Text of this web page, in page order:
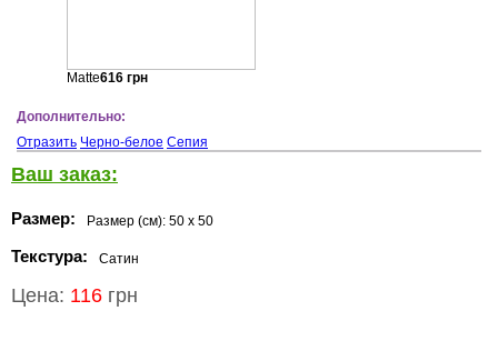
Matte616грн
Дополнительно:
Отразить Черно-белое Сепия
Ваш заказ:
Размер: Размер (см): 50 x 50
Текстура: Сатин
Цена: 116 грн